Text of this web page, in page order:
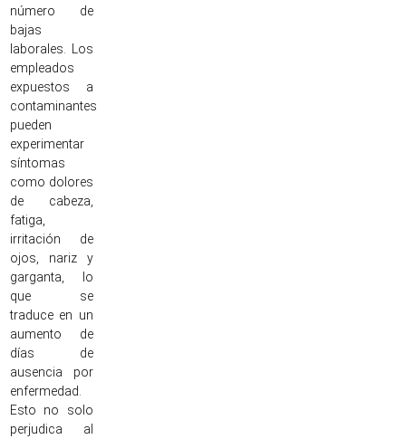
número de
bajas
laborales. Los
empleados
expuestos a
contaminantes
pueden
experimentar
síntomas
como dolores
de cabeza,
fatiga,
irritación de
ojos, nariz y
garganta, lo
que se
traduce en un
aumento de
días de
ausencia por
enfermedad.
Esto no solo
perjudica al